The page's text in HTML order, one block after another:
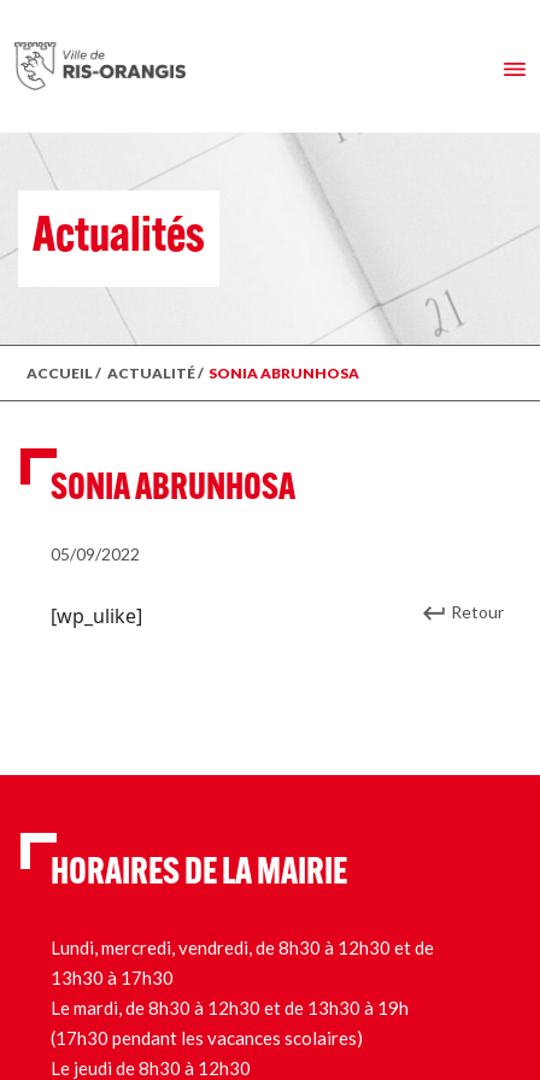
Actualités
ACCUEIL/ ACTUALITÉ/ SONIA ABRUNHOSA
SONIA ABRUNHOSA
05/09/2022
[wp_ulike] Retour
HORAIRES DE LA MAIRIE
Lundi, mercredi, vendredi, de 8h30 à 12h30 et de
13h30 à 17h30
Le mardi, de 8h30 à 12h30 et de 13h30 à 19h
(17h30 pendant les vacances scolaires)
Le jeudi de 8h30 à 12h30